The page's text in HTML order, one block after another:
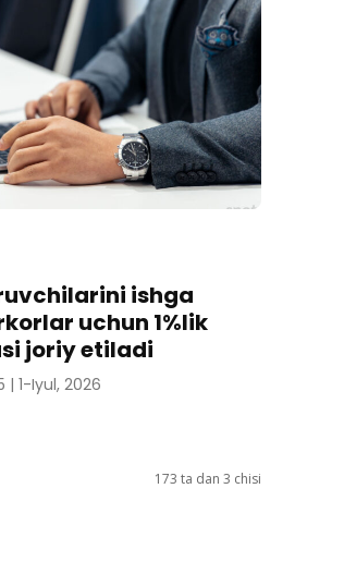
ishga
uchun 1%lik
joriy etiladi
| 1-Iyul, 2026
173 ta dan 3 chisi